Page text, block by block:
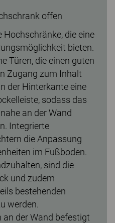
offen
die eine
bieten.
Türen, die einen guten
Zugang zum Inhalt
der Hinterkante eine
sodass das
an der Wand
Integrierte
die Anpassung
im Fußboden.
sind die
und zudem
bestehenden
werden.
der Wand befestigt